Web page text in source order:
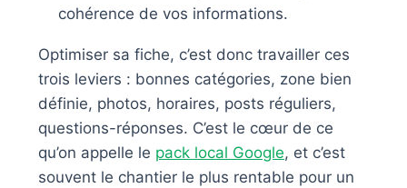
cohérence de vos informations.
Optimiser sa fiche, c’est donc travailler ces
trois leviers : bonnes catégories, zone bien
définie, photos, horaires, posts réguliers,
questions-réponses. C’est le cœur de ce
qu’on appelle le pack local Google, et c’est
souvent le chantier le plus rentable pour un